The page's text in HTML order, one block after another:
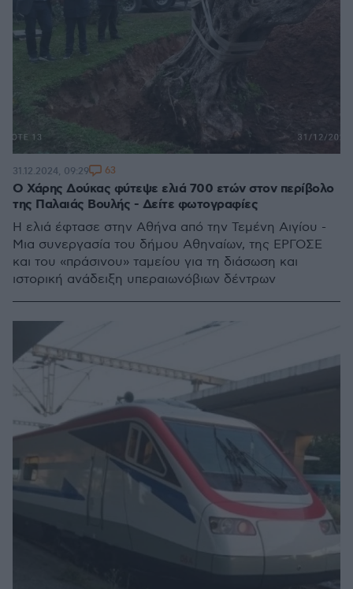
O Χάρης Δούκας φύτεψε ελιά 700 ετών στον περίβολο
της Παλαιάς Βουλής - Δείτε φωτογραφίες
Η ελιά έφτασε στην Αθήνα από την Τεμένη Αιγίου -
Μια συνεργασία του δήμου Αθηναίων, της ΕΡΓΟΣΕ
και του «πράσινου» ταμείου για τη διάσωση και
ιστορική ανάδειξη υπεραιωνόβιων δέντρων
31.12.2024, 09:29 63